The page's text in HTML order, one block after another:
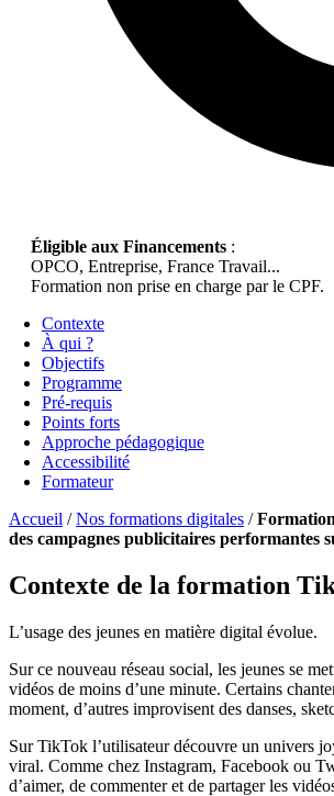
Éligible aux Financements :
OPCO, Entreprise, France Travail...
Formation non prise en charge par le CPF.
Contexte
À qui ?
Objectifs
Programme
Pré-requis
Points forts
Approche pédagogique
Accessibilité
Formateur
Accueil /Nos formations digitales /
des campagnes publicitaires performantes
Contexte de la formation
L’usage des jeunes en matière digital évolue.
Sur ce nouveau réseau social, les jeunes se
vidéos de moins d’une minute. Certains
moment, d’autres improvisent des danses,
Sur TikTok l’utilisateur découvre un univers
viral. Comme chez Instagram, Facebook ou
d’aimer, de commenter et de partager les